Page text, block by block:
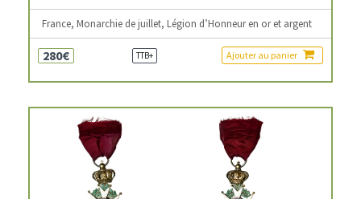
France, Monarchie de juillet, Légion d’Honneur en or et argent
280€ TTB+ Ajouter au panier